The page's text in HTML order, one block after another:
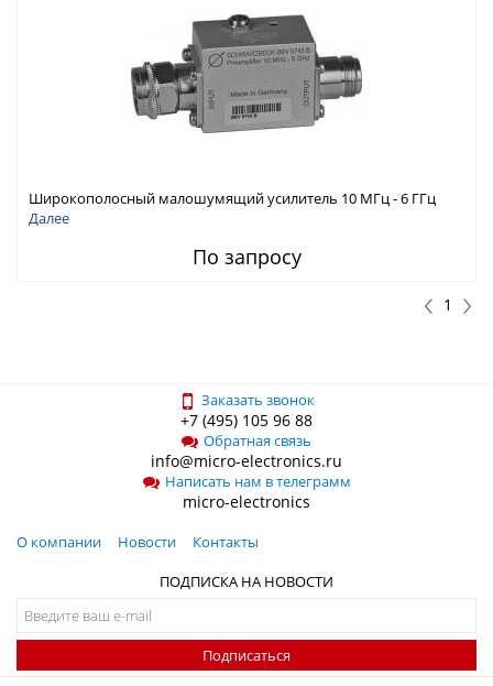
Широкополосный малошумящий усилитель 10 МГц - 6 ГГц
Далее
По запросу
1
Заказать звонок
+7 (495) 105 96 88
Обратная связь
info@micro-electronics.ru
Написать нам в телеграмм
micro-electronics
О компании Новости
Контакты
ПОДПИСКА НА НОВОСТИ
Подписаться